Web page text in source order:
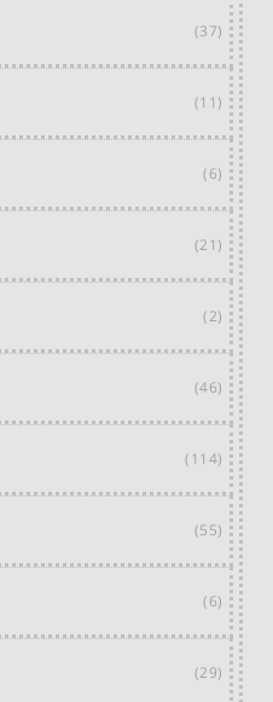
(37)
(11)
(6)
(21)
(2)
(46)
(114)
(55)
(6)
(29)